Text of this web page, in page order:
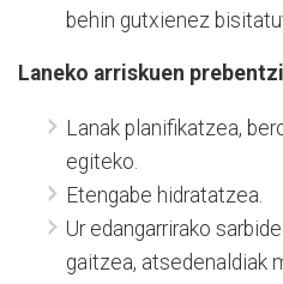
behin gutxienez
Laneko arriskuen
Lanak planifikatzea,
egiteko.
Etengabe hidratatzea.
Ur edangarrirako
gaitzea, atsedenaldiak